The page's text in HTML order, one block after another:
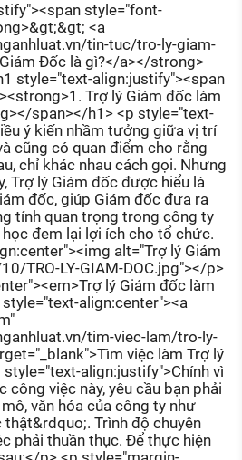
ĐỘI NGŨ
style="font-
<a
tin-tuc/tro-ly-giam-
Đốc là gì?</a></strong>
style="text-align:justify"><span
Trợ lý Giám đốc làm
span></h1> <p style="text-
ý kiến nhầm tưởng giữa vị trí
cũng có quan điểm cho rằng
chỉ khác nhau cách gọi. Nhưng
Trợ lý Giám đốc được hiểu là
đốc, giúp Giám đốc đưa ra
tính quan trọng trong công ty
đem lại lợi ích cho tổ chức.
alt="Trợ lý Giám
TRO-LY-GIAM-DOC.jpg"></p>
lý Giám đốc làm
align:center"><a
tim-viec-lam/tro-ly-
việc làm Trợ lý
align:justify">Chính vì
công việc này, yêu cầu bạn phải
văn hóa của công ty như
Trình độ chuyên
phải thuần thục. Để thực hiện